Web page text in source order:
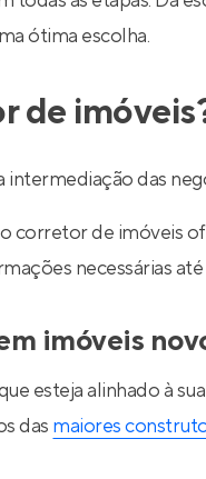
ótima escolha.
de
das
corretor de imóveis
necessárias
imóveis
esteja alinhado à
das maiores